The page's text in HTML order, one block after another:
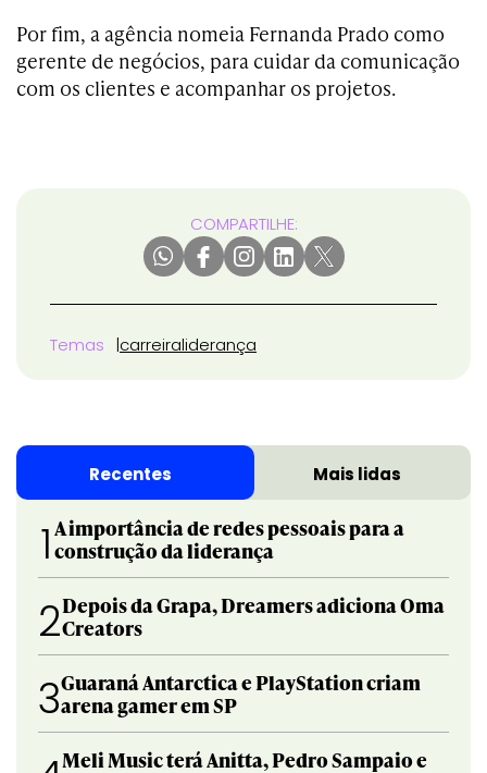
Por fim, a agência nomeia Fernanda Prado como
gerente de negócios, para cuidar da comunicação
com os clientes e acompanhar os projetos.
COMPARTILHE:
Temas carreiraliderança
Recentes Mais lidas
1 A importância de redes pessoais para a
construção da liderança
2Depois da Grapa, Dreamers adiciona Oma
Creators
3Guaraná Antarctica e PlayStation criam
arena gamer em SP
Meli Music terá Anitta, Pedro Sampaio e